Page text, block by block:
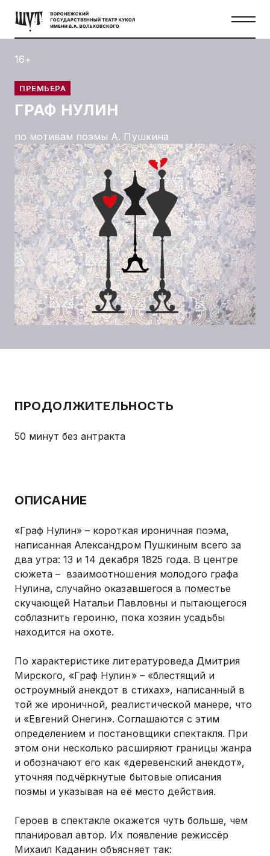
16+
ПРЕМЬЕРА
ГРАФ НУЛИН
по мотивам поэмы А. Пушкина
ПРОДОЛЖИТЕЛЬНОСТЬ
50 минут без антракта
ОПИСАНИЕ
«Граф Нулин» – короткая ироничная поэма,
написанная Александром Пушкиным всего за
два утра: 13 и 14 декабря 1825 года. В центре
сюжета – взаимоотношения молодого графа
Нулина, случайно оказавшегося в поместье
скучающей Натальи Павловны и пытающегося
соблазнить героиню, пока хозяин усадьбы
находится на охоте.
По характеристике литературоведа Дмитрия
Мирского, «Граф Нулин» – «блестящий и
остроумный анекдот в стихах», написанный в
той же ироничной, реалистической манере, что
и «Евгений Онегин». Соглашаются с этим
определением и постановщики спектакля. При
этом они несколько расширяют границы жанра
и обозначают его как «деревенский анекдот»,
уточняя подчёркнутые бытовые описания
поэмы и указывая на её место действия.
Героев в спектакле окажется чуть больше, чем
планировал автор. Их появление режиссёр
Михаил Каданин объясняет так: